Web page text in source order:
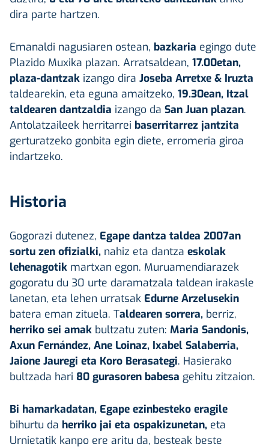
dira parte hartzen.
Emanaldi nagusiaren ostean, bazkaria egingo dute
Plazido Muxika plazan. Arratsaldean, 17.00etan,
plaza-dantzak izango dira Joseba Arretxe & Iruzta
taldearekin, eta eguna amaitzeko, 19.30ean, Itzal
taldearen dantzaldia izango da San Juan plazan.
Antolatzaileek herritarrei baserritarrez jantzita
gerturatzeko gonbita egin diete, erromeria giroa
indartzeko.
Historia
Gogorazi dutenez, Egape dantza taldea 2007an
sortu zen ofizialki, nahiz eta dantza eskolak
lehenagotik martxan egon. Muruamendiarazek
gogoratu du 30 urte daramatzala taldean irakasle
lanetan, eta lehen urratsak Edurne Arzelusekin
batera eman zituela. Taldearen sorrera, berriz,
herriko sei amak bultzatu zuten: Maria Sandonis,
Axun Fernández, Ane Loinaz, Ixabel Salaberria,
Jaione Jauregi eta Koro Berasategi. Hasierako
bultzada hari 80 gurasoren babesa gehitu zitzaion.
Bi hamarkadatan, Egape ezinbesteko eragile
bihurtu da herriko jai eta ospakizunetan, eta
Urnietatik kanpo ere aritu da, besteak beste